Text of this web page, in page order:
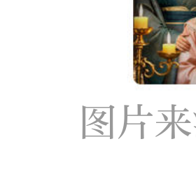
图片